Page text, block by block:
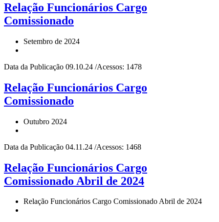
Relação Funcionários Cargo
Comissionado
Setembro de 2024
Data da Publicação 09.10.24 /Acessos: 1478
Relação Funcionários Cargo
Comissionado
Outubro 2024
Data da Publicação 04.11.24 /Acessos: 1468
Relação Funcionários Cargo
Comissionado Abril de 2024
Relação Funcionários Cargo Comissionado Abril de 2024